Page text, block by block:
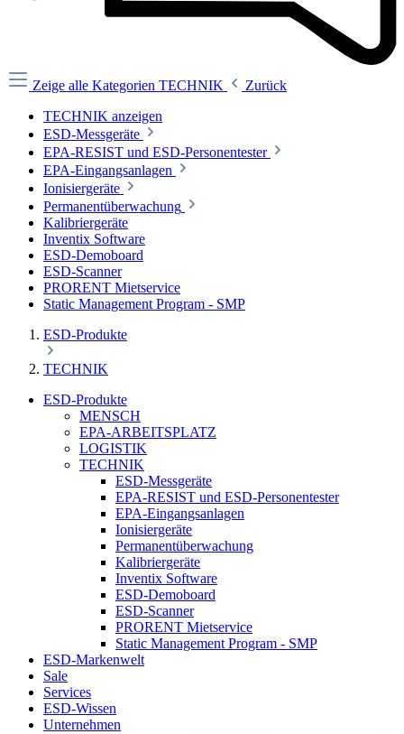
Zeige alle Kategorien TECHNIK
Zurück
TECHNIK anzeigen
ESD-Messgeräte
EPA-RESIST und ESD-Personentester
EPA-Eingangsanlagen
Ionisiergeräte
Permanentüberwachung
Kalibriergeräte
Inventix Software
ESD-Demoboard
ESD-Scanner
PRORENT Mietservice
Static Management Program - SMP
ESD-Produkte
TECHNIK
ESD-Produkte
MENSCH
EPA-ARBEITSPLATZ
LOGISTIK
TECHNIK
ESD-Messgeräte
EPA-RESIST und ESD-Personentester
EPA-Eingangsanlagen
Ionisiergeräte
Permanentüberwachung
Kalibriergeräte
Inventix Software
ESD-Demoboard
ESD-Scanner
PRORENT Mietservice
Static Management Program - SMP
ESD-Markenwelt
Sale
Services
ESD-Wissen
Unternehmen